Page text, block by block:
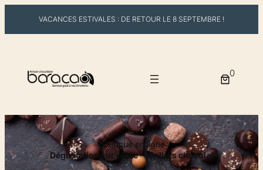
VACANCES ESTIVALES : DE RETOUR LE 8 SEPTEMBRE !
0
Boutique en ligne
Dégustation sur place – Ateliers chocolat